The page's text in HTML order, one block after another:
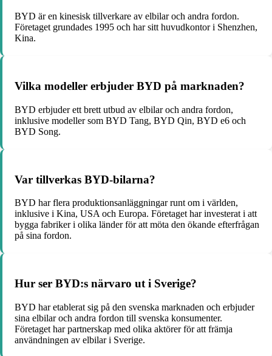
BYD är en kinesisk tillverkare av elbilar och andra fordon.
Företaget grundades 1995 och har sitt huvudkontor i Shenzhen,
Kina.
Vilka modeller erbjuder BYD på marknaden?
BYD erbjuder ett brett utbud av elbilar och andra fordon,
inklusive modeller som BYD Tang, BYD Qin, BYD e6 och
BYD Song.
Var tillverkas BYD-bilarna?
BYD har flera produktionsanläggningar runt om i världen,
inklusive i Kina, USA och Europa. Företaget har investerat i att
bygga fabriker i olika länder för att möta den ökande efterfrågan
på sina fordon.
Hur ser BYD:s närvaro ut i Sverige?
BYD har etablerat sig på den svenska marknaden och erbjuder
sina elbilar och andra fordon till svenska konsumenter.
Företaget har partnerskap med olika aktörer för att främja
användningen av elbilar i Sverige.